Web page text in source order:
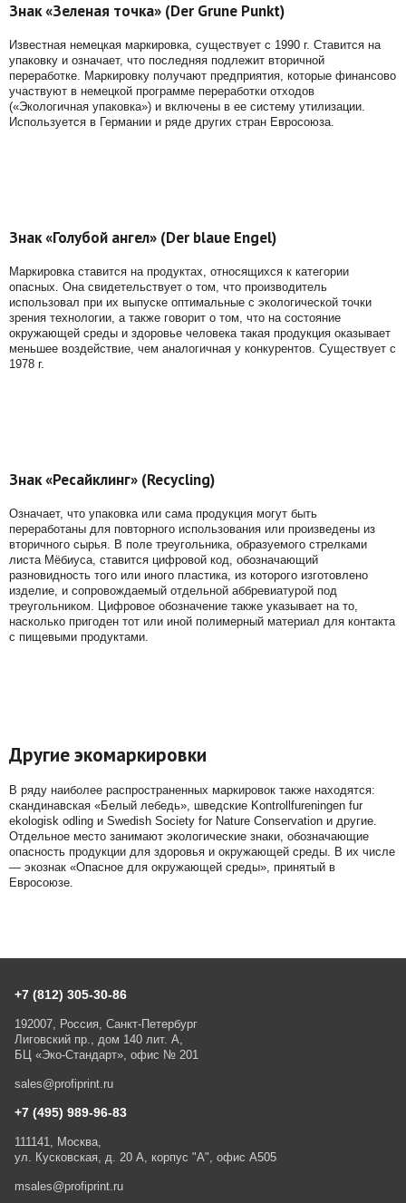
Знак «Зеленая точка» (Der Grune Punkt)
Известная немецкая маркировка, существует с 1990 г. Ставится на
упаковку и означает, что последняя подлежит вторичной
переработке. Маркировку получают предприятия, которые финансово
участвуют в немецкой программе переработки отходов
(«Экологичная упаковка») и включены в ее систему утилизации.
Используется в Германии и ряде других стран Евросоюза.
Знак «Голубой ангел» (Der blaue Engel)
Маркировка ставится на продуктах, относящихся к категории
опасных. Она свидетельствует о том, что производитель
использовал при их выпуске оптимальные с экологической точки
зрения технологии, а также говорит о том, что на состояние
окружающей среды и здоровье человека такая продукция оказывает
меньшее воздействие, чем аналогичная у конкурентов. Существует с
1978 г.
Знак «Ресайклинг» (Recycling)
Означает, что упаковка или сама продукция могут быть
переработаны для повторного использования или произведены из
вторичного сырья. В поле треугольника, образуемого стрелками
листа Мёбиуса, ставится цифровой код, обозначающий
разновидность того или иного пластика, из которого изготовлено
изделие, и сопровождаемый отдельной аббревиатурой под
треугольником. Цифровое обозначение также указывает на то,
насколько пригоден тот или иной полимерный материал для контакта
с пищевыми продуктами.
Другие экомаркировки
В ряду наиболее распространенных маркировок также находятся:
скандинавская «Белый лебедь», шведские Kontrollfureningen fur
ekologisk odling и Swedish Society for Nature Conservation и другие.
Отдельное место занимают экологические знаки, обозначающие
опасность продукции для здоровья и окружающей среды. В их числе
— экознак «Опасное для окружающей среды», принятый в
Евросоюзе.
+7 (812) 305-30-86
192007, Россия, Санкт-Петербург
Лиговский пр., дом 140 лит. А,
БЦ «Эко-Стандарт», офис № 201
sales@profiprint.ru
+7 (495) 989-96-83
111141, Москва,
ул. Кусковская, д. 20 А, корпус "А", офис А505
msales@profiprint.ru